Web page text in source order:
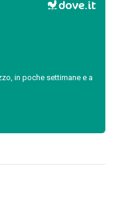
in poche settimane e a